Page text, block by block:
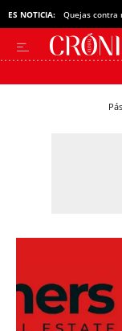
ES NOTICIA: Quejas contra